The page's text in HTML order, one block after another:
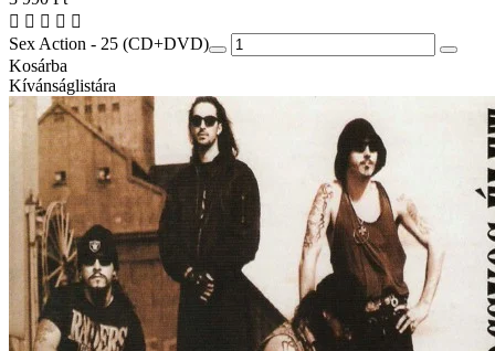
Sex Action - 25 (CD+DVD)
Kosárba
Kívánságlistára